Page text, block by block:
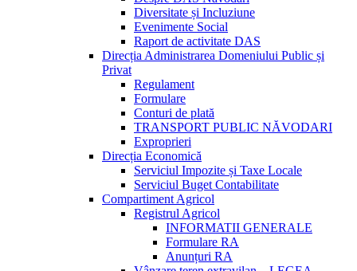
Diversitate și Incluziune
Evenimente Social
Raport de activitate DAS
Direcția Administrarea Domeniului Public și
Privat
Regulament
Formulare
Conturi de plată
TRANSPORT PUBLIC NĂVODARI
Exproprieri
Direcția Economică
Serviciul Impozite și Taxe Locale
Serviciul Buget Contabilitate
Compartiment Agricol
Registrul Agricol
INFORMATII GENERALE
Formulare RA
Anunțuri RA